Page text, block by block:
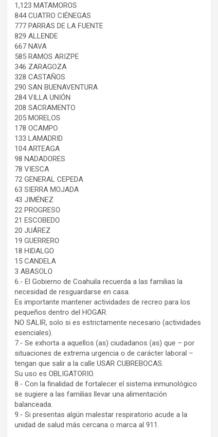
1,123 MATAMOROS
844 CUATRO CIÉNEGAS
777 PARRAS DE LA FUENTE
829 ALLENDE
667 NAVA
585 RAMOS ARIZPE
346 ZARAGOZA
328 CASTAÑOS
290 SAN BUENAVENTURA
284 VILLA UNIÓN
208 SACRAMENTO
205 MORELOS
178 OCAMPO
133 LAMADRID
104 ARTEAGA
98 NADADORES
78 VIESCA
72 GENERAL CEPEDA
63 SIERRA MOJADA
43 JIMÉNEZ
22 PROGRESO
21 ESCOBEDO
20 JUÁREZ
19 GUERRERO
18 HIDALGO
15 CANDELA
3 ABASOLO
6.- El Gobierno de Coahuila recuerda a las familias la
necesidad de resguardarse en casa.
Es importante mantener actividades de recreo para los
pequeños dentro del HOGAR.
NO SALIR, solo si es estrictamente necesario (actividades
esenciales).
7.- Se exhorta a aquellos (as) ciudadanos (as) que – por
situaciones de extrema urgencia o de carácter laboral –
tengan que salir a la calle USAR CUBREBOCAS.
Su uso es OBLIGATORIO.
8.- Con la finalidad de fortalecer el sistema inmunológico
se sugiere a las familias llevar una alimentación
balanceada.
9.- Si presentas algún malestar respiratorio acude a la
unidad de salud más cercana o marca al 911.